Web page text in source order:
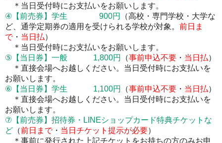
＊当日受付時にお支払いをお願いします。
④ 【前売券】 学生 900円
（高校・専門学校・大学な
ど、通学定期券の適用を受けられる学校が対象。 前日ま
で・ 当日払）
＊当日受付時にお支払いをお願いします。
⑤【当日券】一般 1,800円
（事前申込不要 ・ 当日払）
＊直接会場へお越しください。当日受付時にお支払いを
お願いします。
⑥【当日券】学生 1,100円
（事前申込不要 ・ 当日払）
＊ 直接会場へお越しください。当日受付時にお支払いを
お願いします。
⑦【前売券】 招待券・LINEショップカード特典チケットな
ど （前日まで・ 当日チケット提示が必要）
＊事前に発行された上記チケットをお持ちの方のみお申